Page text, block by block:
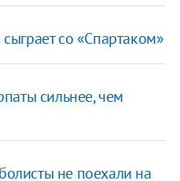
со «Спартаком»
сильнее, чем
не поехали на